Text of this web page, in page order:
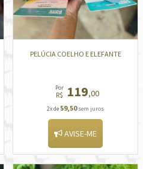
PELÚCIA COELHO E ELEFANTE
Por
R$ 119,00
2x de59,50sem juros
AVISE-ME